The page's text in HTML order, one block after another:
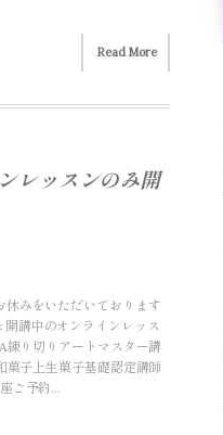
Read More
レッスンのみ開
休みをいただいております
講中のオンラインレッス
練り切りアートマスター講
菓子上生菓子基礎認定講師
ご予約...